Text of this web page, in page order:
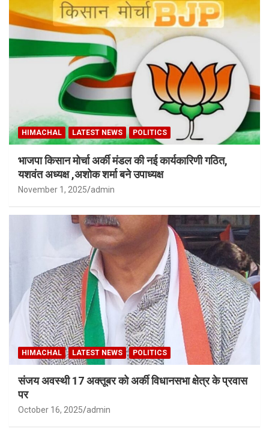
HIMACHAL LATEST NEWS POLITICS
भाजपा किसान मोर्चा अर्की मंडल की नई कार्यकारिणी गठित,
यशवंत अध्यक्ष ,अशोक शर्मा बने उपाध्यक्ष
November 1, 2025 admin
HIMACHAL LATEST NEWS POLITICS
संजय अवस्थी 17 अक्तूबर को अर्की विधानसभा क्षेत्र के प्रवास
पर
October 16, 2025 admin